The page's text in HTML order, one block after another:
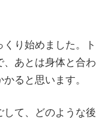
り始めました。ト
、あとは身体と合わ
ると思います。
て、どのような後